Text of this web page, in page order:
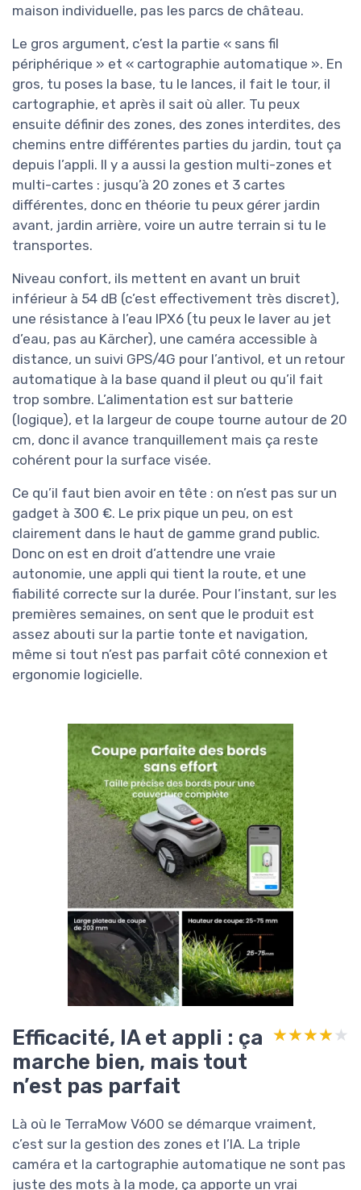
maison individuelle, pas les parcs de château.
Le gros argument, c’est la partie « sans fil
périphérique » et « cartographie automatique ». En
gros, tu poses la base, tu le lances, il fait le tour, il
cartographie, et après il sait où aller. Tu peux
ensuite définir des zones, des zones interdites, des
chemins entre différentes parties du jardin, tout ça
depuis l’appli. Il y a aussi la gestion multi-zones et
multi-cartes : jusqu’à 20 zones et 3 cartes
différentes, donc en théorie tu peux gérer jardin
avant, jardin arrière, voire un autre terrain si tu le
transportes.
Niveau confort, ils mettent en avant un bruit
inférieur à 54 dB (c’est effectivement très discret),
une résistance à l’eau IPX6 (tu peux le laver au jet
d’eau, pas au Kärcher), une caméra accessible à
distance, un suivi GPS/4G pour l’antivol, et un retour
automatique à la base quand il pleut ou qu’il fait
trop sombre. L’alimentation est sur batterie
(logique), et la largeur de coupe tourne autour de 20
cm, donc il avance tranquillement mais ça reste
cohérent pour la surface visée.
Ce qu’il faut bien avoir en tête : on n’est pas sur un
gadget à 300 €. Le prix pique un peu, on est
clairement dans le haut de gamme grand public.
Donc on est en droit d’attendre une vraie
autonomie, une appli qui tient la route, et une
fiabilité correcte sur la durée. Pour l’instant, sur les
premières semaines, on sent que le produit est
assez abouti sur la partie tonte et navigation,
même si tout n’est pas parfait côté connexion et
ergonomie logicielle.
Efficacité, IA et appli : ça
marche bien, mais tout
n’est pas parfait
★★★★★
★★★★★
Là où le TerraMow V600 se démarque vraiment,
c’est sur la gestion des zones et l’IA. La triple
caméra et la cartographie automatique ne sont pas
juste des mots à la mode, ça apporte un vrai